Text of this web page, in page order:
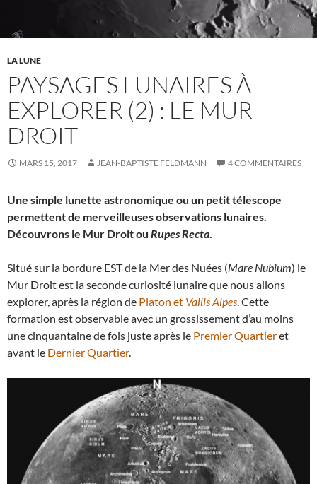
LA LUNE
PAYSAGES LUNAIRES À
EXPLORER (2) : LE MUR
DROIT
MARS 15, 2017 JEAN-BAPTISTE FELDMANN 4 COMMENTAIRES
Une simple lunette astronomique ou un petit télescope
permettent de merveilleuses observations lunaires.
Découvrons le Mur Droit ou Rupes Recta
Situé sur la bordure EST de la Mer des Nuées (Mare Nubium) le
Mur Droit est la seconde curiosité lunaire que nous allons
explorer, après la région de Platon et Vallis Alpes . Cette
formation est observable avec un grossissement d’au moins
une cinquantaine de fois juste après le Premier Quartieret
avant le Dernier Quartier.